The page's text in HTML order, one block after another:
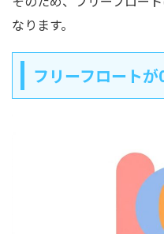
なります。
フリーフロート